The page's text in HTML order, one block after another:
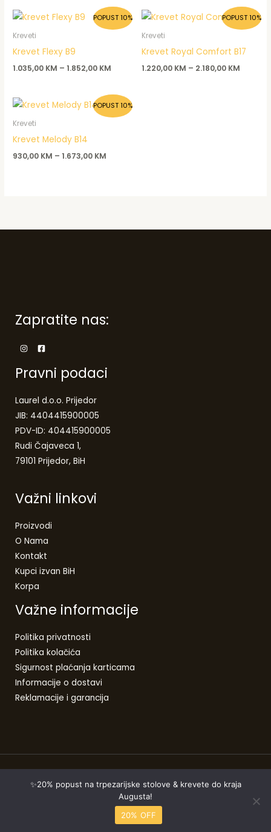
POPUST 10%
Kreveti
Krevet Flexy B9
1.035,00 KM –1.852,00 KM
POPUST 10%
Kreveti
Krevet Royal Comfort B17
1.220,00 KM – 2.180,00 KM
POPUST 10%
Kreveti
Krevet Melody B14
930,00 KM –1.673,00 KM
Zapratite nas:
Pravni podaci
Laurel d.o.o. Prijedor
JIB: 4404415900005
PDV-ID: 404415900005
Rudi Čajaveca 1,
79101 Prijedor, BiH
Važni linkovi
Proizvodi
O Nama
Kontakt
Kupci izvan BiH
Korpa
Važne informacije
Politika privatnosti
Politika kolačića
Sigurnost plaćanja karticama
Informacije o dostavi
Reklamacije i garancija
LOBSTER DESIGN STUDIO
✨20% popust na trpezarijske stolove & krevete do kraja
Augusta!
20% OFF